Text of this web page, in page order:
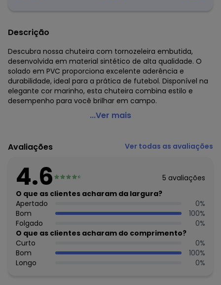
Descrição
Descubra nossa chuteira com tornozeleira embutida,
desenvolvida em material sintético de alta qualidade. O
solado em PVC proporciona excelente aderência e
durabilidade, ideal para a prática de futebol. Disponível na
elegante cor marinho, esta chuteira combina estilo e
desempenho para você brilhar em campo.
Perfecta - Chuteira Botinha Marinho e Amarelo para
Código do produto: 2789219
...Ver mais
Avaliações Ver todas as avaliações
4.6 5 avaliações
O que as clientes acharam da largura?
Apertado
0%
Bom
100%
Folgado
0%
O que as clientes acharam do comprimento?
Curto
0%
Bom
100%
Longo
0%